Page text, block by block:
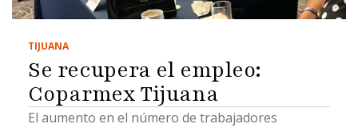
TIJUANA
Se recupera el empleo:
Coparmex Tijuana
El aumento en el número de trabajadores